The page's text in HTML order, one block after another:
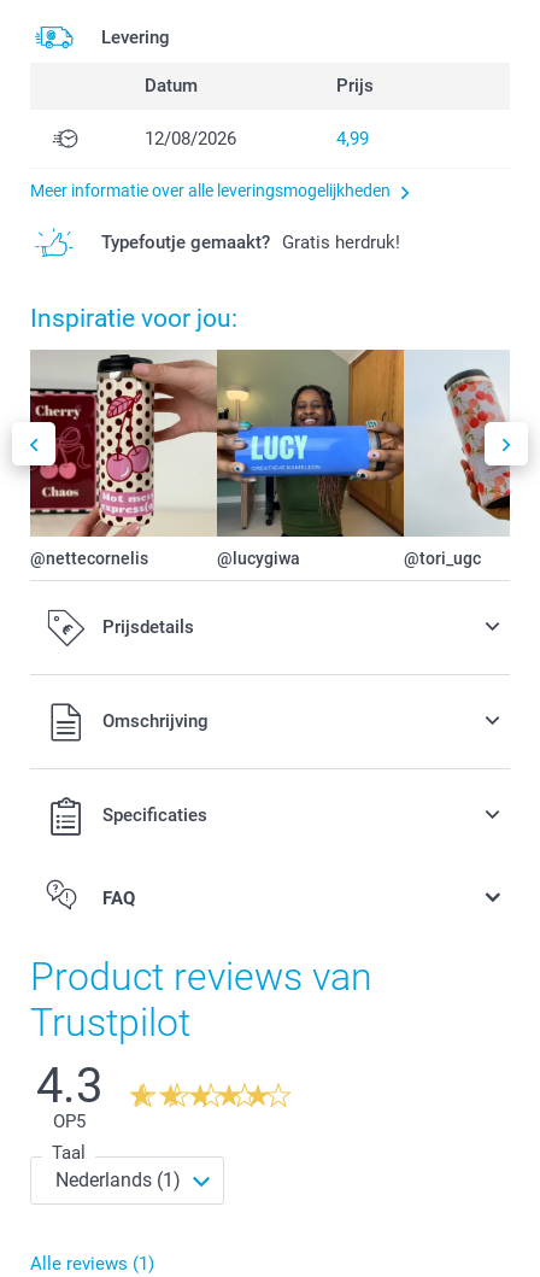
Levering
Datum Prijs
12/08/2026 4,99
Meer informatie over alle leveringsmogelijkheden
Typefoutje gemaakt? Gratis herdruk!
Inspiratie voor jou:
@nettecornelis @lucygiwa @tori_ugc
Prijsdetails
Alle prijzen zijn in EURO (€) inclusief BTW en exclusief
verzendkosten.Omschrijving
Specificaties
FAQ
Product reviews van
Trustpilot
4.3
OP5
Taal
Alle reviews (1)